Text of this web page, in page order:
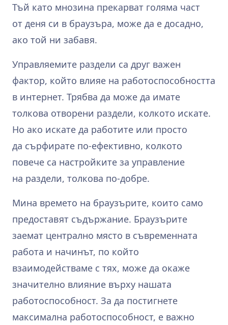
Тъй като мнозина прекарват голяма част
от деня си в браузъра, може да е досадно,
ако той ни забавя.
Управляемите раздели са друг важен
фактор, който влияе на работоспособността
в интернет. Трябва да може да имате
толкова отворени раздели, колкото искате.
Но ако искате да работите или просто
да сърфирате по‑ефективно, колкото
повече са настройките за управление
на раздели, толкова по‑добре.
Мина времето на браузърите, които само
предоставят съдържание. Браузърите
заемат централно място в съвременната
работа и начинът, по който
взаимодействаме с тях, може да окаже
значително влияние върху нашата
работоспособност. За да постигнете
максимална работоспособност, е важно